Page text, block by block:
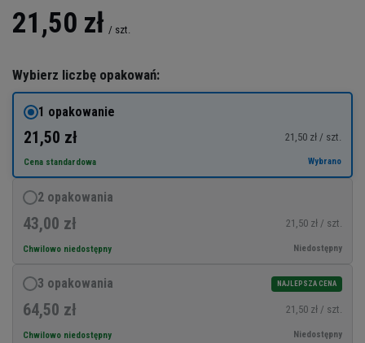
21,50 zł / szt.
Wybierz liczbę opakowań:
1 opakowanie
21,50 zł 21,50 zł / szt.
Cena standardowa Wybrano
2 opakowania
43,00 zł 21,50 zł / szt.
Chwilowo niedostępny Niedostępny
NAJLEPSZA CENA
3 opakowania
64,50 zł 21,50 zł / szt.
Chwilowo niedostępny Niedostępny